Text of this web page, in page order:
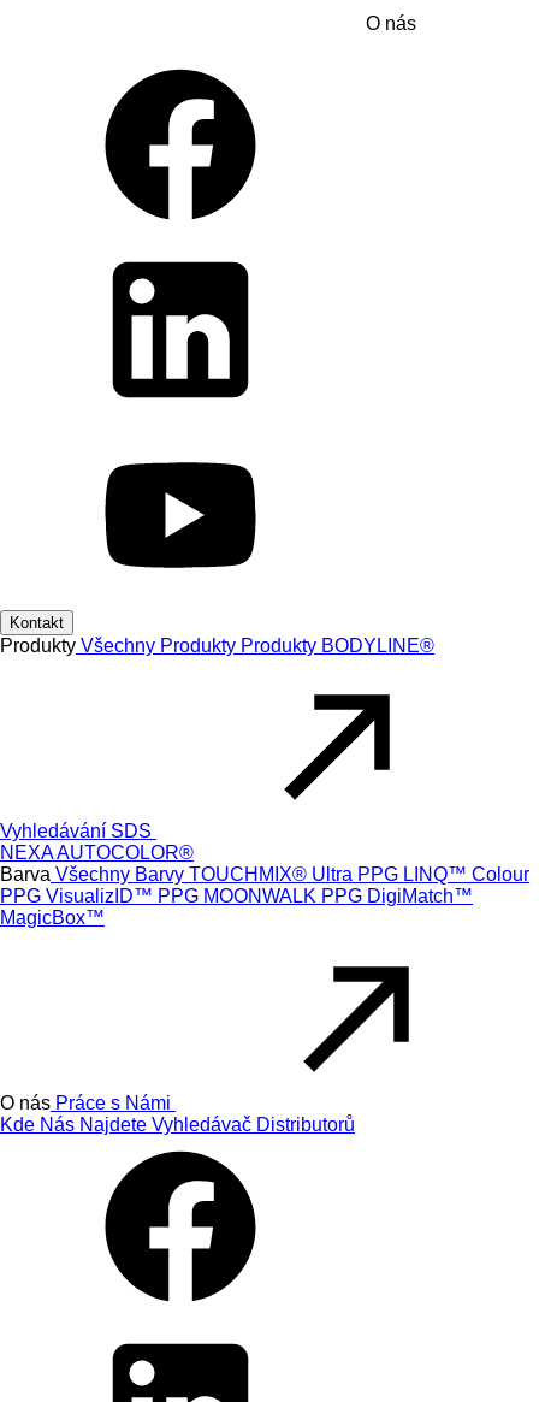
O nás
Kontakt
Produkty Všechny Produkty Produkty BODYLINE®
Vyhledávání SDS
NEXA AUTOCOLOR®
Barva Všechny Barvy TOUCHMIX® Ultra PPG LINQ™ Colour
PPG VisualizID™ PPG MOONWALK PPG DigiMatch™
MagicBox™
O nás Práce s Námi
Kde Nás Najdete Vyhledávač Distributorů